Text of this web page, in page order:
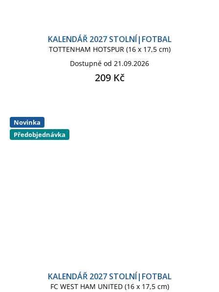
KALENDÁŘ 2027 STOLNÍ|FOTBAL
TOTTENHAM HOTSPUR (16 x 17,5 cm)
Dostupné od 21.09.2026
209 Kč
Novinka
Předobjednávka
KALENDÁŘ 2027 STOLNÍ|FOTBAL
FC WEST HAM UNITED (16 x 17,5 cm)